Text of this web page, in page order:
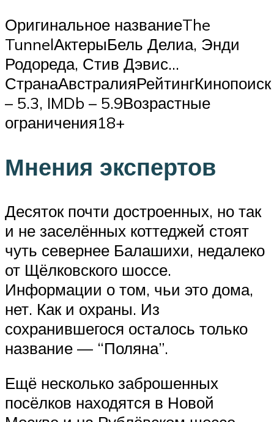
Оригинальное названиеThe
TunnelАктерыБель Делиа, Энди
Родореда, Стив Дэвис…
СтранаАвстралияРейтингКинопоиск
– 5.3, IMDb – 5.9Возрастные
ограничения18+
Мнения экспертов
Десяток почти достроенных, но так
и не заселённых коттеджей стоят
чуть севернее Балашихи, недалеко
от Щёлковского шоссе.
Информации о том, чьи это дома,
нет. Как и охраны. Из
сохранившегося осталось только
название — “Поляна”.
Ещё несколько заброшенных
посёлков находятся в Новой